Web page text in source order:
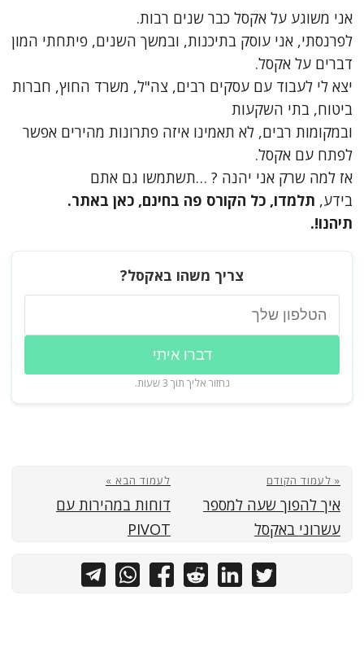
אני משוגע על אקסל כבר שנים רבות.
לפרנסתי, אני עוסק בתיכנות, ובמשך השנים, פיתחתי המון
דברים על אקסל.
יצא לי לעבוד עם עסקים רבים, צה"ל, משרד החוץ, חברות
ביטוח, בתי השקעות
ובמקומות רבים, לא תאמינו איזה פתרונות מהירים אפשר
לפתח עם אקסל.
אז למה שרק אני יהנה ? …תשתמשו גם אתם
בידע, תלמדו, כל הקורס פה בחינם, כאן באתר.
תיהנו!.
צריך משהו באקסל?
דברו איתי
נחזור אליך תוך 3 שעות.
« לעמוד הקודם
איך להפוך שעה למספר
עשרוני באקסל
לעמוד הבא »
דוחות במהירות עם
PIVOT